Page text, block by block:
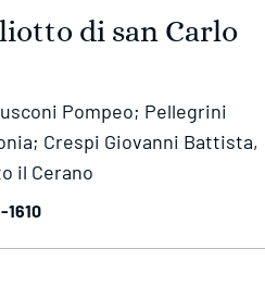
di san Carlo
Pompeo; Pellegrini
Crespi Giovanni Battista,
il Cerano
1610